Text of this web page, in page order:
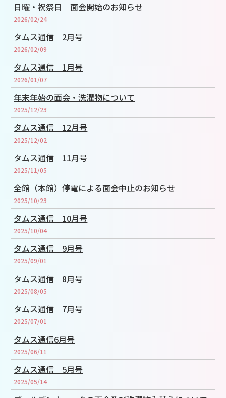
日曜・祝祭日 面会開始のお知らせ
2026/02/24
タムス通信 2月号
2026/02/09
タムス通信 1月号
2026/01/07
年末年始の面会・洗濯物について
2025/12/23
タムス通信 12月号
2025/12/02
タムス通信 11月号
2025/11/05
全館（本館）停電による面会中止のお知らせ
2025/10/23
タムス通信 10月号
2025/10/04
タムス通信 9月号
2025/09/01
タムス通信 8月号
2025/08/05
タムス通信 7月号
2025/07/01
タムス通信6月号
2025/06/11
タムス通信 5月号
2025/05/14